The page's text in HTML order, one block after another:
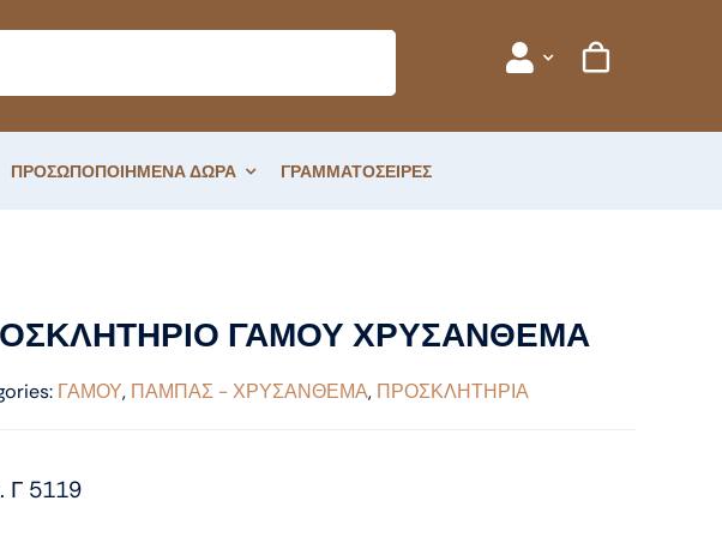
ΠΡΟΣΩΠΟΠΟΙΗΜΕΝΑ ΔΩΡΑ ΓΡΑΜΜΑΤΟΣΕΙΡΕΣ
ΓΑΜΟΥ ΧΡΥΣΑΝΘΕΜΑ
ΓΑΜΟΥ, ΠΑΜΠΑΣ - ΧΡΥΣΑΝΘΕΜΑ, ΠΡΟΣΚΛΗΤΗΡΙΑ
Γ 5119